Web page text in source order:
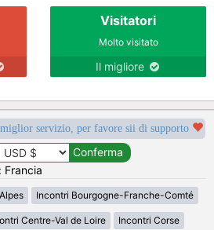
Visitatori
Molto visitato
Il migliore
servizio, per favore sii di supporto
Francia
Incontri Bourgogne-Franche-Comté
Centre-Val de Loire Incontri Corse